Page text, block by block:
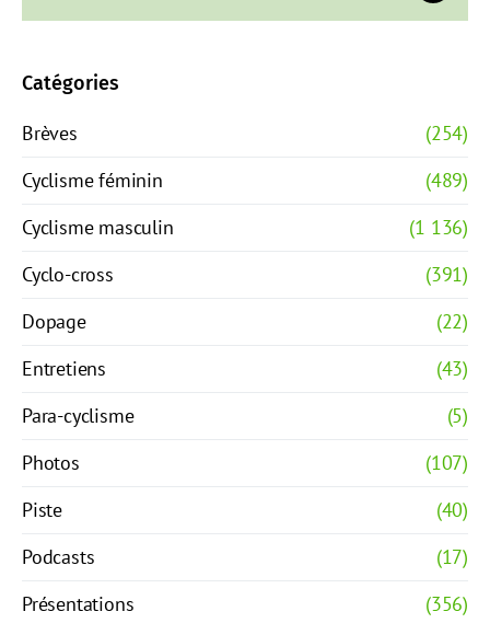
Catégories
Brèves
(254)
Cyclisme féminin
(489)
Cyclisme masculin
(1 136)
Cyclo-cross
(391)
Dopage
(22)
Entretiens
(43)
Para-cyclisme
(5)
Photos
(107)
Piste
(40)
Podcasts
(17)
Présentations
(356)